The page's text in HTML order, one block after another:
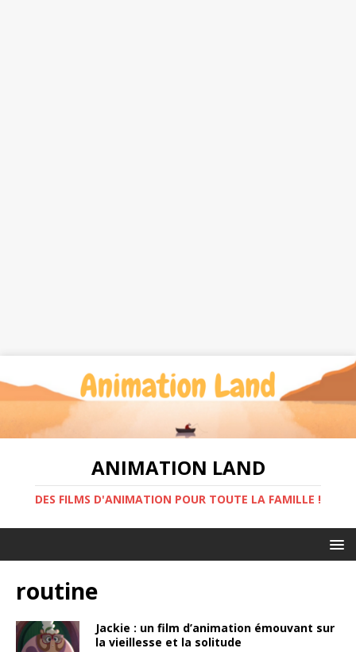
ANIMATION LAND
DES FILMS D'ANIMATION POUR TOUTE LA FAMILLE !
routine
Jackie : un film d’animation émouvant sur
la vieillesse et la solitude